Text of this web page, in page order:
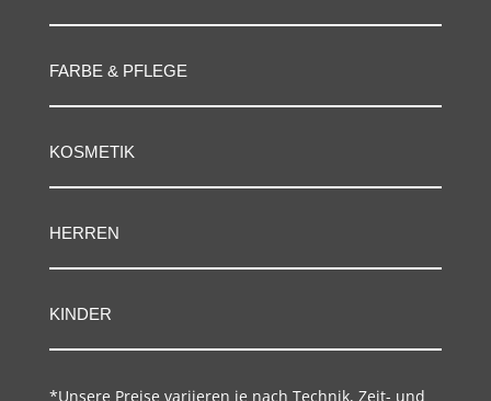
FARBE & PFLEGE
KOSMETIK
HERREN
KINDER
*Unsere Preise variieren je nach Technik, Zeit- und